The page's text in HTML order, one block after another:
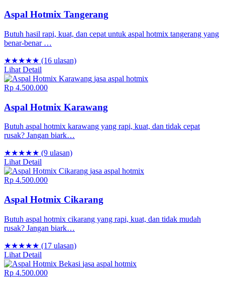
Aspal Hotmix Tangerang
Butuh hasil rapi, kuat, dan cepat untuk aspal hotmix tangerang yang
benar-benar …
★★★★★ (16 ulasan)
Lihat Detail
jasa aspal hotmix
Rp 4.500.000
Aspal Hotmix Karawang
Butuh aspal hotmix karawang yang rapi, kuat, dan tidak cepat
rusak? Jangan biark…
★★★★★ (9 ulasan)
Lihat Detail
jasa aspal hotmix
Rp 4.500.000
Aspal Hotmix Cikarang
Butuh aspal hotmix cikarang yang rapi, kuat, dan tidak mudah
rusak? Jangan biark…
★★★★★ (17 ulasan)
Lihat Detail
jasa aspal hotmix
Rp 4.500.000